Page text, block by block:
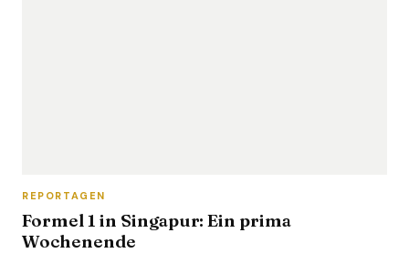
REPORTAGEN
Formel 1 in Singapur: Ein prima
Wochenende